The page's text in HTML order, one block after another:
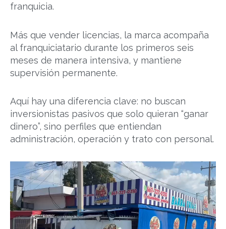
franquicia.
Más que vender licencias, la marca acompaña
al franquiciatario durante los primeros seis
meses de manera intensiva, y mantiene
supervisión permanente.
Aquí hay una diferencia clave: no buscan
inversionistas pasivos que solo quieran “ganar
dinero”, sino perfiles que entiendan
administración, operación y trato con personal.